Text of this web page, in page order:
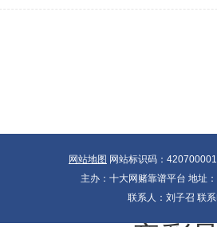
网站地图 网站标识码：
主办：十大网赌靠谱平台 地址
联系人：刘子召 联